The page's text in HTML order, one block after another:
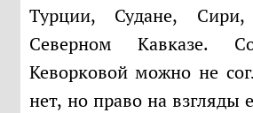
Турции, Судане,
Северном Кавказе.
Кеворковой можно не
нет, но право на взгляды